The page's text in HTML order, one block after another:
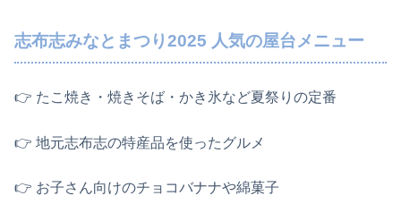
志布志みなとまつり2025 人気の屋台メニュー
👉️ たこ焼き・焼きそば・かき氷など夏祭りの定番
👉️ 地元志布志の特産品を使ったグルメ
👉️ お子さん向けのチョコバナナや綿菓子